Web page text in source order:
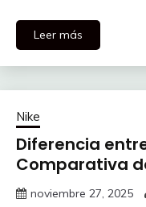
Leer más
Nike
Diferencia
Comparativa
noviembre 27, 2025